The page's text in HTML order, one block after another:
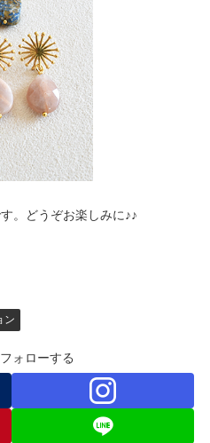
。どうぞお楽しみに♪♪
ン
ォローする